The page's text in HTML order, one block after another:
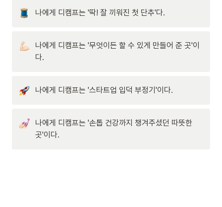
나에게 디캠프는 '딱! 잘 끼워진 첫 단추'다.
나에게 디캠프는 '무엇이든 할 수 있게 만들어 준 곳'이
다.
나에게 디캠프는 '스타트업 입덕 부정기'이다.
나에게 디캠프는 '손톱 건강까지 챙겨주셨던 따뜻한
곳'이다.